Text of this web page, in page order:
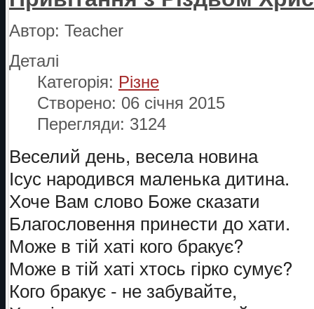
Автор: Teacher
Деталі
Категорія: Різне
Створено: 06 січня 2015
Перегляди: 3124
Веселий день, весела новина
Ісус народився маленька дитина.
Хоче Вам слово Боже сказати
Благословення принести до хати.
Може в тій хаті кого бракує?
Може в тій хаті хтось гірко сумує?
Кого бракує - не забувайте,